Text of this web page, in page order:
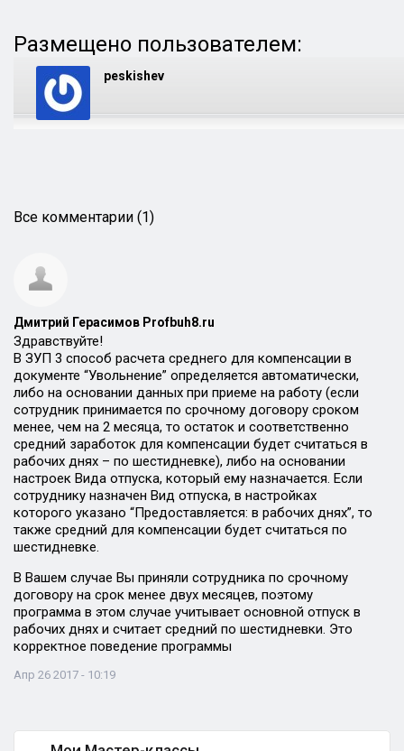
Размещено пользователем:
peskishev
Все комментарии (1)
Дмитрий Герасимов Profbuh8.ru
Здравствуйте!
В ЗУП 3 способ расчета среднего для компенсации в
документе “Увольнение” определяется автоматически,
либо на основании данных при приеме на работу (если
сотрудник принимается по срочному договору сроком
менее, чем на 2 месяца, то остаток и соответственно
средний заработок для компенсации будет считаться в
рабочих днях – по шестидневке), либо на основании
настроек Вида отпуска, который ему назначается. Если
сотруднику назначен Вид отпуска, в настройках
которого указано “Предоставляется: в рабочих днях”, то
также средний для компенсации будет считаться по
шестидневке.
В Вашем случае Вы приняли сотрудника по срочному
договору на срок менее двух месяцев, поэтому
программа в этом случае учитывает основной отпуск в
рабочих днях и считает средний по шестидневки. Это
корректное поведение программы
Апр 26 2017 - 10:19